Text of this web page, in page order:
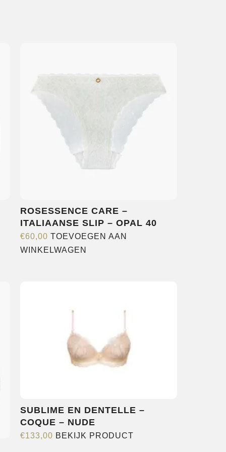
ROSESSENCE CARE –
ITALIAANSE SLIP – OPAL 40
€60,00 TOEVOEGEN AAN
WINKELWAGEN
SUBLIME EN DENTELLE –
COQUE – NUDE
€133,00 BEKIJK PRODUCT